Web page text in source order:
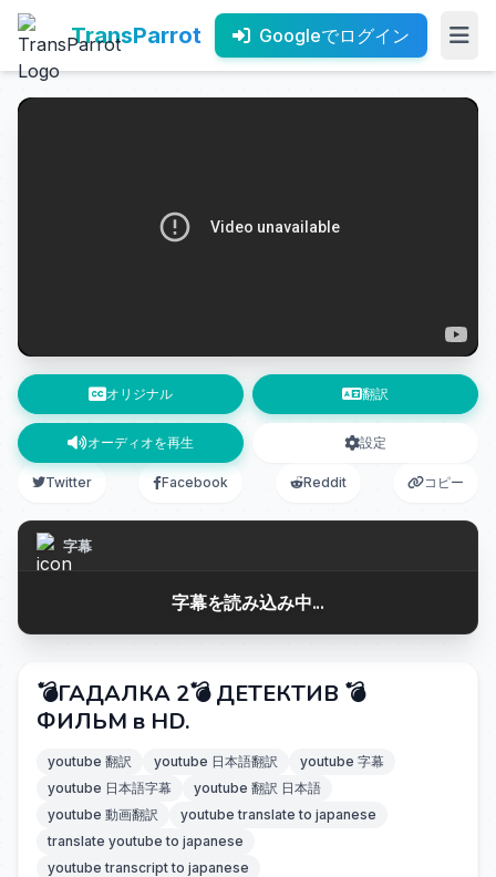
TransParrot Googleでログイン
オリジナル 翻訳
オーディオを再生 設定
Twitter Facebook Reddit コピー
字幕
字幕を読み込み中...
💣ГАДАЛКА 2💣 ДЕТЕКТИВ 💣
ФИЛЬМ в HD.
youtube 翻訳 youtube 日本語翻訳
youtube 字幕
youtube 日本語字幕
youtube 翻訳 日本語
youtube 動画翻訳
youtube translate to japanese
translate youtube to japanese
youtube transcript to japanese